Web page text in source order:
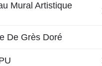
Mural Artistique
De Grès Doré